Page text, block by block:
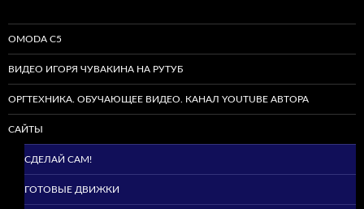
OMODA C5
ВИДЕО ИГОРЯ ЧУВАКИНА НА РУТУБ
ОРГТЕХНИКА. ОБУЧАЮЩЕЕ ВИДЕО. КАНАЛ YOUTUBE АВТОРА
САЙТЫ
СДЕЛАЙ САМ!
ГОТОВЫЕ ДВИЖКИ